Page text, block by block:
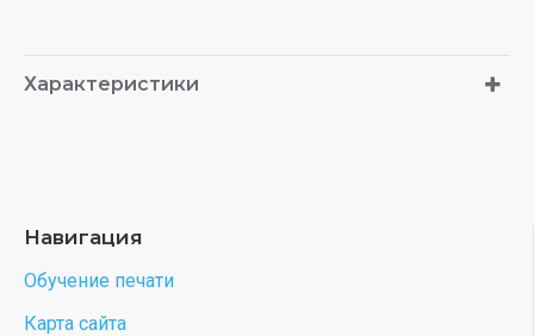
Характеристики
Навигация
Обучение печати
Карта сайта